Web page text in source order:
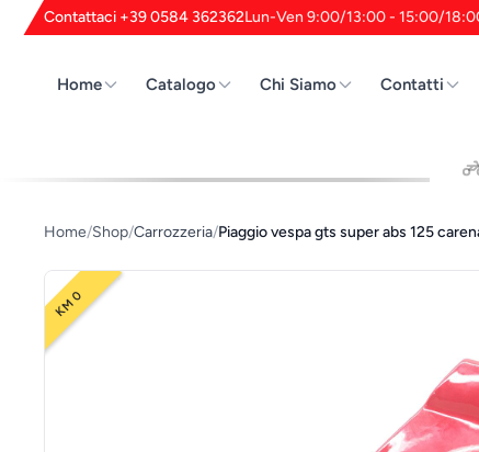
Contattaci +39 0584 362362Lun-Ven 9:00/13:00 - 15:00/
Home Catalogo Chi Siamo Contatti
Home/Shop/Carrozzeria/Piaggio vespa gts super abs 125
KM 0